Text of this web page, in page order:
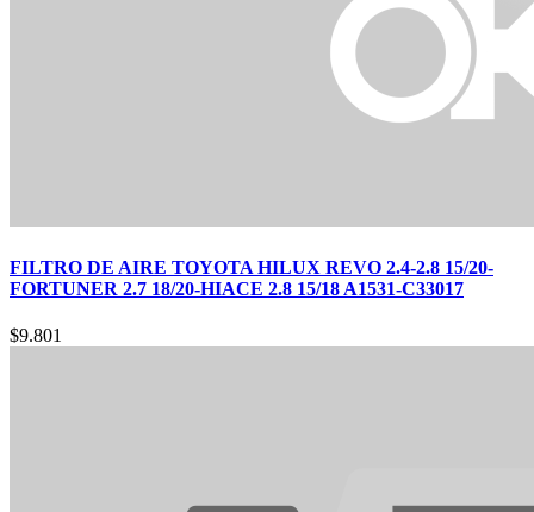
FILTRO DE AIRE TOYOTA HILUX REVO 2.4-2.8 15/20-
FORTUNER 2.7 18/20-HIACE 2.8 15/18 A1531-C33017
$9.801